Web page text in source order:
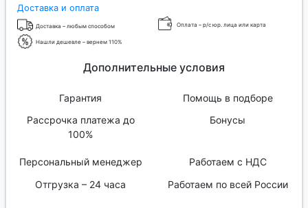
Доставка и оплата
Доставка – любым способом Оплата – р/с юр. лица или карта
Нашли дешевле – вернем 110%
Дополнительные условия
Гарантия
Помощь в подборе
Рассрочка платежа до
100%
Бонусы
Персональный менеджер
Работаем с НДС
Отгрузка – 24 часа
Работаем по всей России